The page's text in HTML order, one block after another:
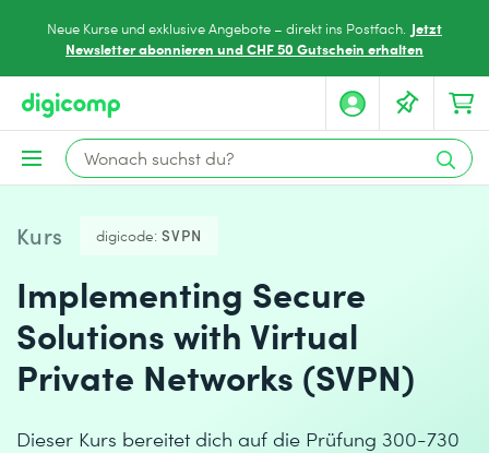
Neue Kurse und exklusive Angebote – direkt ins Postfach. Jetzt
Newsletter abonnieren und CHF 50 Gutschein erhalten
Kurs digicode: SVPN
Implementing Secure
Solutions with Virtual
Private Networks (SVPN)
Dieser Kurs bereitet dich auf die Prüfung 300-730